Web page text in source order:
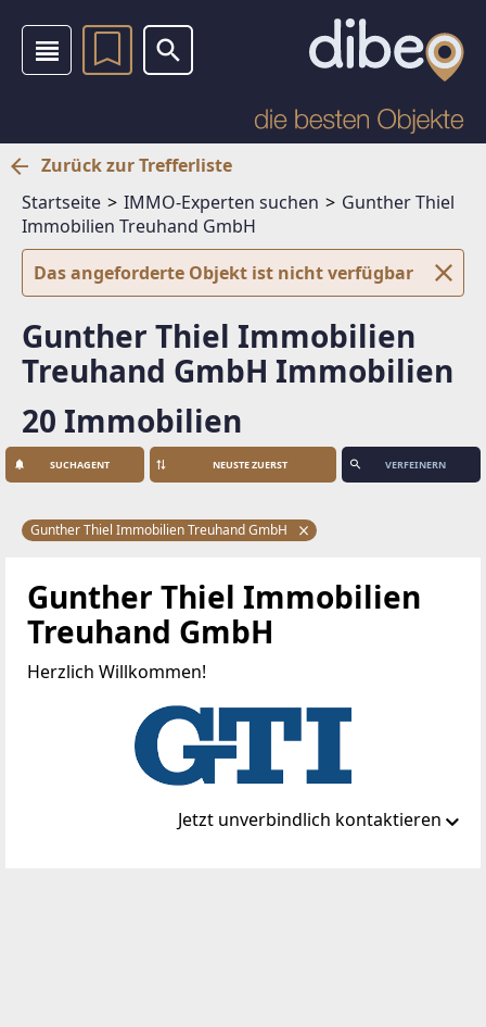
Zurück zur Trefferliste
Startseite
IMMO-Experten suchen
Gunther Thiel
Immobilien Treuhand GmbH
Das angeforderte Objekt ist nicht verfügbar
Gunther Thiel Immobilien
Treuhand GmbH Immobilien
20 Immobilien
SUCHAGENT VERFEINERN
Gunther Thiel Immobilien Treuhand GmbH
Gunther Thiel Immobilien
Treuhand GmbH
Herzlich Willkommen!
Jetzt unverbindlich kontaktieren